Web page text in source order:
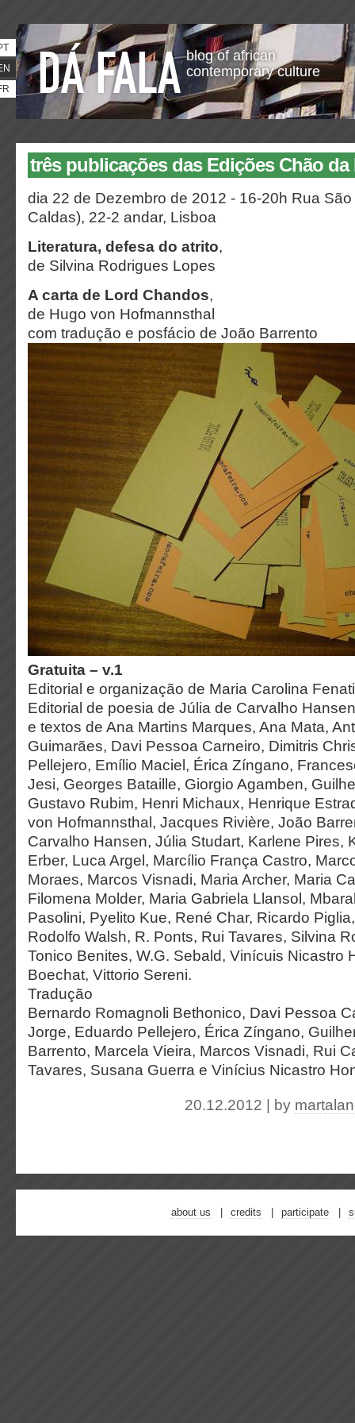
blog of african
contemporary culture
três publicações das Edições Chão da
dia 22 de Dezembro de 2012 - 16-20h Rua
Caldas), 22-2 andar, Lisboa
Literatura, defesa do atrito,
de Silvina Rodrigues Lopes
A carta de Lord Chandos,
de Hugo von Hofmannsthal
com tradução e posfácio de João Barrento
Gratuita – v.1
Editorial e organização de Maria Carolina
Editorial de poesia de Júlia de Carvalho Hansen
e textos de Ana Martins Marques, Ana Mata,
Guimarães, Davi Pessoa Carneiro, Dimitris
Pellejero, Emílio Maciel, Érica Zíngano,
Jesi, Georges Bataille, Giorgio Agamben,
Gustavo Rubim, Henri Michaux, Henrique
von Hofmannsthal, Jacques Rivière, João
Carvalho Hansen, Júlia Studart, Karlene Pires,
Erber, Luca Argel, Marcílio França Castro,
Moraes, Marcos Visnadi, Maria Archer, Maria
Filomena Molder, Maria Gabriela Llansol,
Pasolini, Pyelito Kue, René Char, Ricardo
Rodolfo Walsh, R. Ponts, Rui Tavares, Silvina
Tonico Benites, W.G. Sebald, Vinícuis Nicastro
Boechat, Vittorio Sereni.
Tradução
Bernardo Romagnoli Bethonico, Davi Pessoa
Jorge, Eduardo Pellejero, Érica Zíngano,
Barrento, Marcela Vieira, Marcos Visnadi, Rui
Tavares, Susana Guerra e Vinícius Nicastro
20.12.2012 | by
about us credits participate